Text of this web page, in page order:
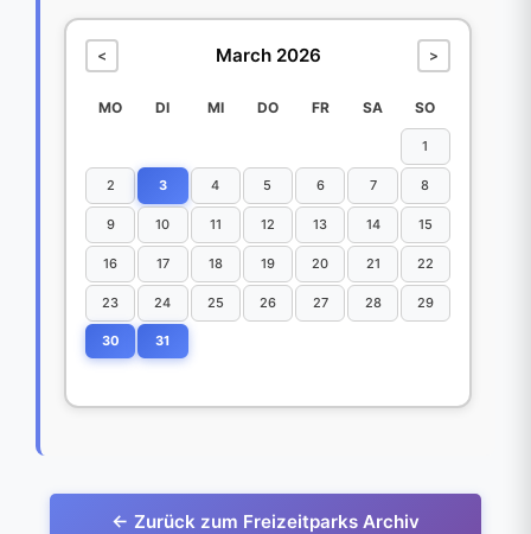
< March 2026 >
MO DI MI DO FR SA SO
1
2 3 4 5 6 7 8
9 10 11 12 13 14 15
16 17 18 19 20 21 22
23 24 25 26 27 28 29
30 31
← Zurück zum Freizeitparks Archiv